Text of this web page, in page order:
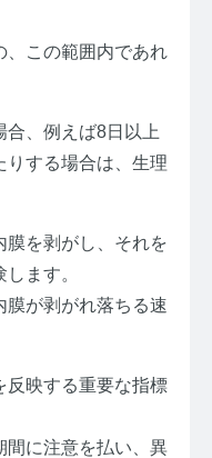
、この範囲内であれ
合、例えば8日以上
りする場合は、生理
膜を剥がし、それを
ます。
膜が剥がれ落ちる速
反映する重要な指標
間に注意を払い、異